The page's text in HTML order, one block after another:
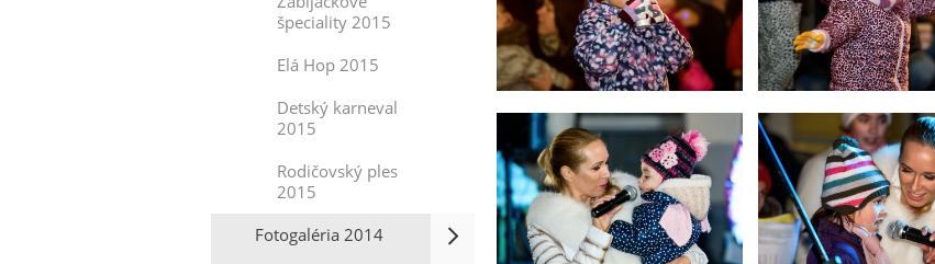
špeciality 2015
Elá Hop 2015
Detský karneval
2015
Rodičovský ples
2015
Fotogaléria 2014